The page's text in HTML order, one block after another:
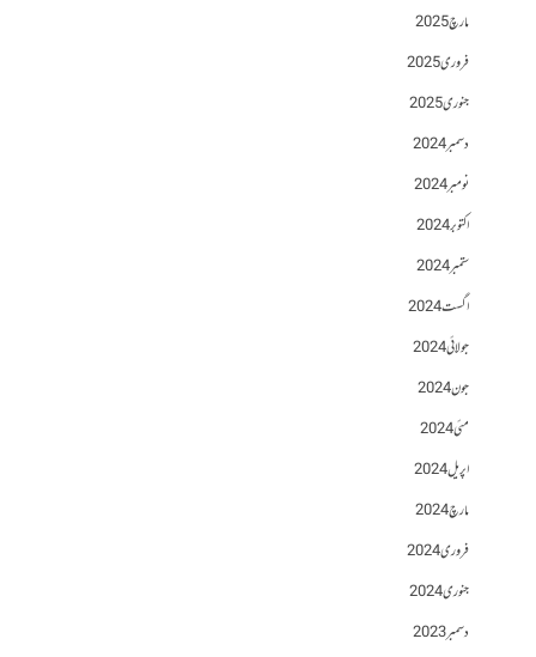
مارچ 2025
فروری 2025
جنوری 2025
دسمبر 2024
نومبر 2024
اکتوبر 2024
ستمبر 2024
اگست 2024
جولائی 2024
جون 2024
مئی 2024
اپریل 2024
مارچ 2024
فروری 2024
جنوری 2024
دسمبر 2023